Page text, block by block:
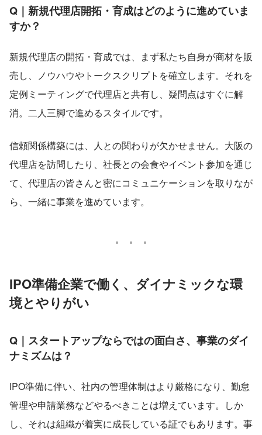
Q｜新規代理店開拓・育成はどのように進めていま
すか？
新規代理店の開拓・育成では、まず私たち自身が商材を販
売し、ノウハウやトークスクリプトを確立します。それを
定例ミーティングで代理店と共有し、疑問点はすぐに解
消。二人三脚で進めるスタイルです。
信頼関係構築には、人との関わりが欠かせません。大阪の
代理店を訪問したり、社長との会食やイベント参加を通じ
て、代理店の皆さんと密にコミュニケーションを取りなが
ら、一緒に事業を進めています。
IPO準備企業で働く、ダイナミックな環
境とやりがい
Q｜スタートアップならではの面白さ、事業のダイ
ナミズムは？
IPO準備に伴い、社内の管理体制はより厳格になり、勤怠
管理や申請業務などやるべきことは増えています。しか
し、それは組織が着実に成長している証でもあります。事